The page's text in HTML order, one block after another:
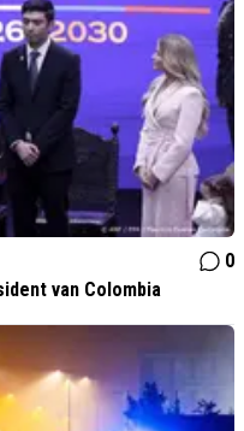
0
van Colombia